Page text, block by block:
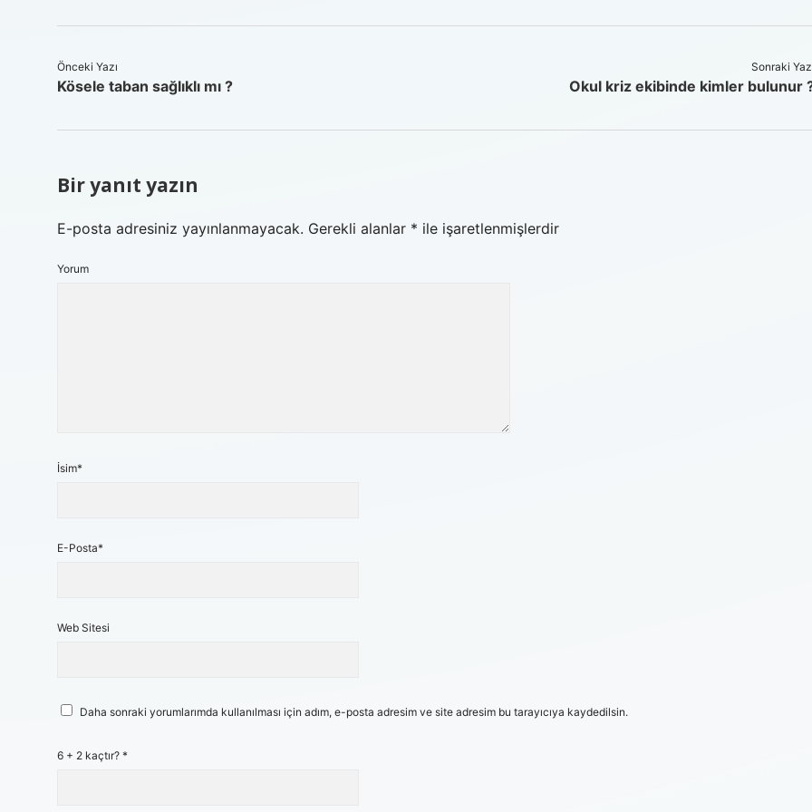
Önceki Yazı
Kösele taban sağlıklı mı ?
Sonraki
Okul kriz ekibinde kimler bulunur
Bir yanıt yazın
E-posta adresiniz yayınlanmayacak. Gerekli alanlar * ile işaretlenmişlerdir
Yorum
İsim*
E-Posta*
Web Sitesi
Daha sonraki yorumlarımda kullanılması için adım, e-posta adresim ve site adresim bu tarayıcıya kaydedilsin.
6 + 2 kaçtır? *